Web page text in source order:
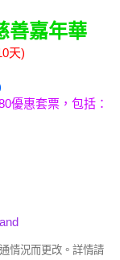
善嘉年華
天)
優惠套票，包括：
情況而更改。詳情請